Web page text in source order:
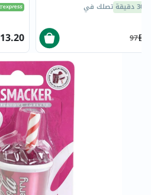
13.20
30 دقيقة تصلك في
97